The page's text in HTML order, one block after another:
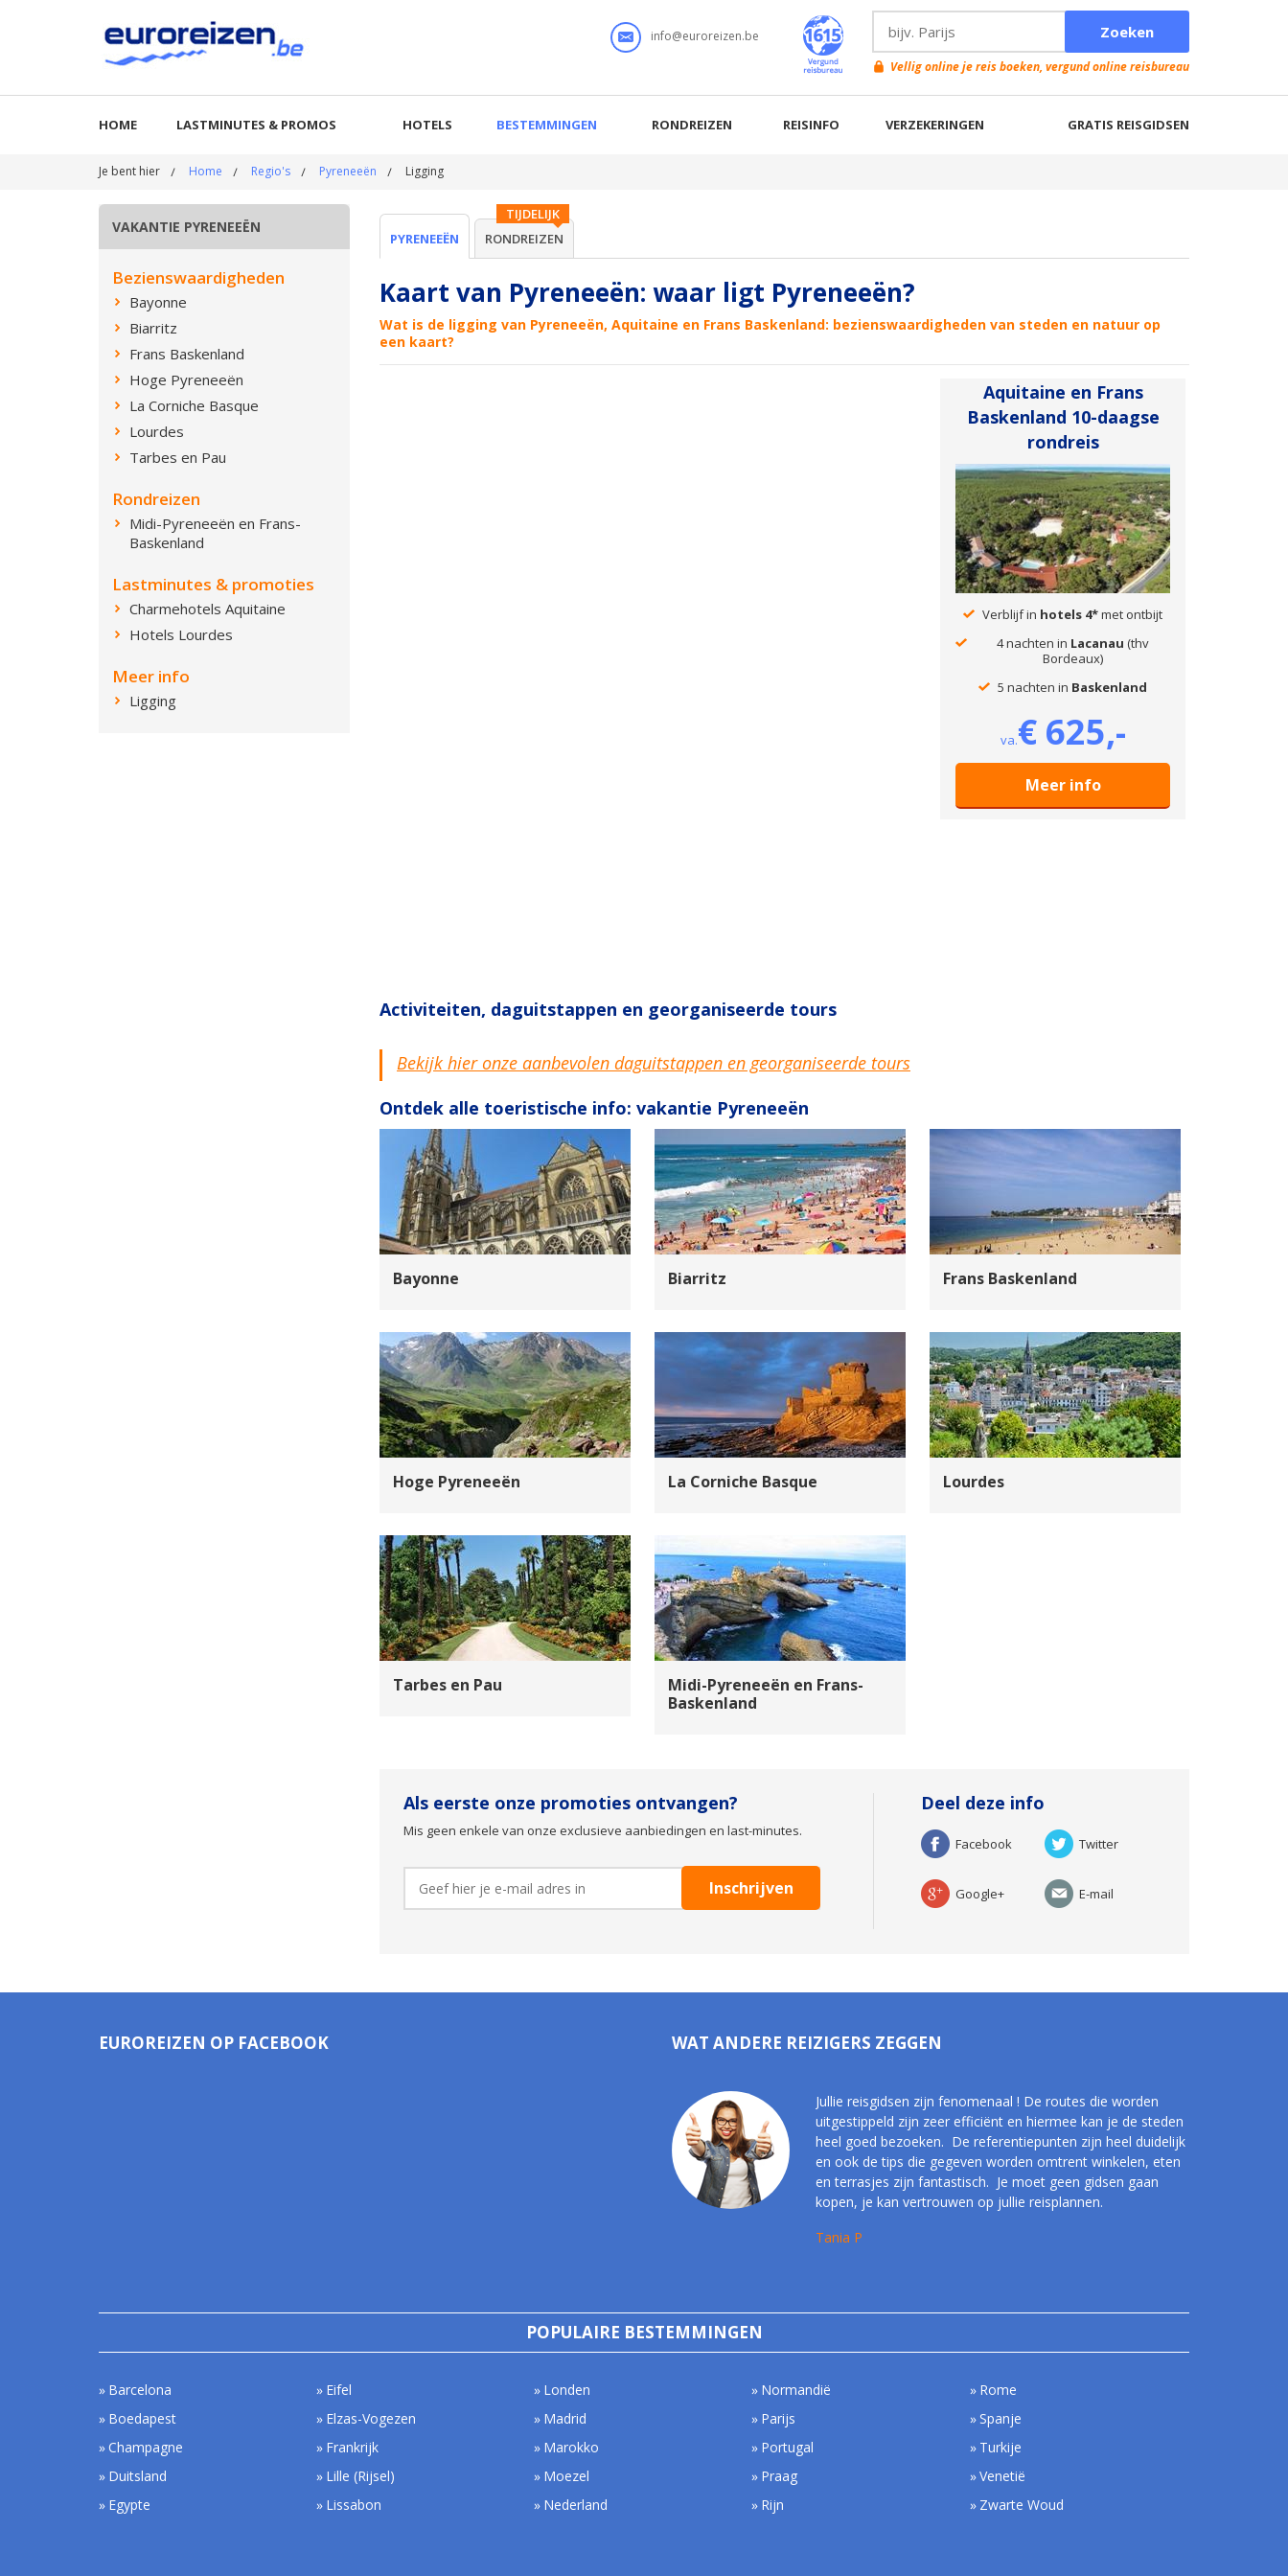
info@euroreizen.be
Vellig online je reis boeken, vergund online reisbureau
HOME LASTMINUTES & PROMOS HOTELS BESTEMMINGEN RONDREIZEN REISINFO VERZEKERINGEN GRATIS REISGIDSEN
Je bent hier Home Regio's Pyreneeën Ligging
VAKANTIE PYRENEEËN
Bezienswaardigheden
Bayonne
Biarritz
Frans Baskenland
Hoge Pyreneeën
La Corniche Basque
Lourdes
Tarbes en Pau
Rondreizen
Midi-Pyreneeën en Frans-
Baskenland
Lastminutes & promoties
Charmehotels Aquitaine
Hotels Lourdes
Meer info
Ligging
PYRENEEËN
TIJDELIJK
RONDREIZEN
Kaart van Pyreneeën: waar ligt Pyreneeën?
Wat is de ligging van Pyreneeën, Aquitaine en Frans Baskenland: bezienswaardigheden van steden en natuur op
een kaart?
Aquitaine en Frans
Baskenland 10-daagse
rondreis
Verblijf in hotels 4*met ontbijt
4 nachten in Lacanau (thv
Bordeaux)
5 nachten in Baskenland
va.€ 625,-
Meer info
Activiteiten, daguitstappen en georganiseerde tours
Bekijk hier onze aanbevolen daguitstappen en georganiseerde tours
Ontdek alle toeristische info: vakantie Pyreneeën
Bayonne Biarritz Frans Baskenland
Hoge Pyreneeën La Corniche Basque Lourdes
Tarbes en Pau
Midi-Pyreneeën en Frans-
Baskenland
Als eerste onze promoties ontvangen?
Mis geen enkele van onze exclusieve aanbiedingen en last-minutes.
Deel deze info
Facebook Twitter
Google+ E-mail
EUROREIZEN OP FACEBOOK WAT ANDERE REIZIGERS ZEGGEN
Jullie reisgidsen zijn fenomenaal ! De routes die worden
uitgestippeld zijn zeer efficiënt en hiermee kan je de steden
heel goed bezoeken. De referentiepunten zijn heel duidelijk
en ook de tips die gegeven worden omtrent winkelen, eten
en terrasjes zijn fantastisch. Je moet geen gidsen gaan
kopen, je kan vertrouwen op jullie reisplannen.
Tania P
POPULAIRE BESTEMMINGEN
Barcelona
Boedapest
Champagne
Duitsland
Egypte
Eifel
Elzas-Vogezen
Frankrijk
Lille (Rijsel)
Lissabon
Londen
Madrid
Marokko
Moezel
Nederland
Normandië
Parijs
Portugal
Praag
Rijn
Rome
Spanje
Turkije
Venetië
Zwarte Woud